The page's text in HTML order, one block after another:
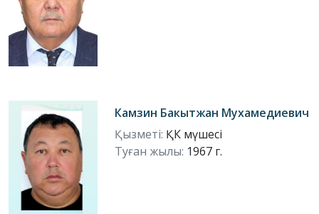
Камзин Бакытжан Мухамедиевич
Қызметі: ҚК мүшесі
Туған жылы: 1967 г.